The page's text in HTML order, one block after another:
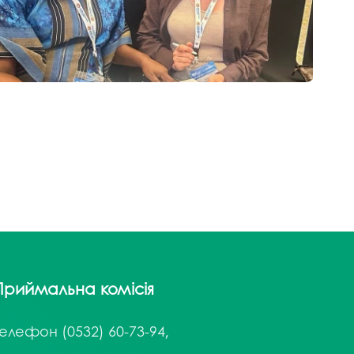
госпдоговірних робіт (послуг)
комісія
(0532) 60-73-94,